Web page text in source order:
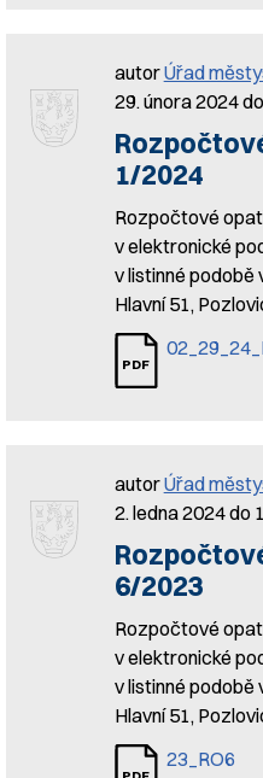
autorÚřad
29. února 2024
1/2024
Rozpočtové
v elektronické
v listinné podobě
Hlavní 51,
autorÚřad
2. ledna 2024 do
6/2023
Rozpočtové
v elektronické
v listinné podobě
Hlavní 51,
23_RO6